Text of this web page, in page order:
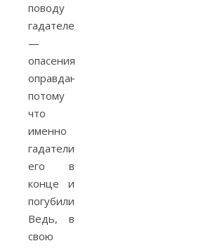
поводу
гадателей
—
опасения
оправданные,
потому
что
именно
гадатели
его в
конце и
погубили.
Ведь, в
свою